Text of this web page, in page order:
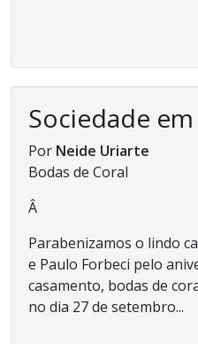
Sociedade
Por Neide Uriarte
Bodas de Coral
Â
Parabenizamos o lindo
e Paulo Forbeci pelo
casamento, bodas de
no dia 27 de setembro...